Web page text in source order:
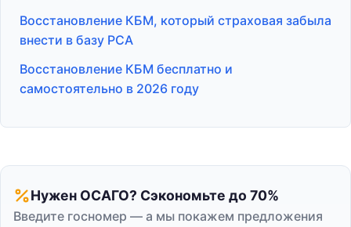
Восстановление КБМ, который страховая забыла
внести в базу РСА
Восстановление КБМ бесплатно и
самостоятельно в 2026 году
Нужен ОСАГО? Сэкономьте до 70%
Введите госномер — а мы покажем предложения